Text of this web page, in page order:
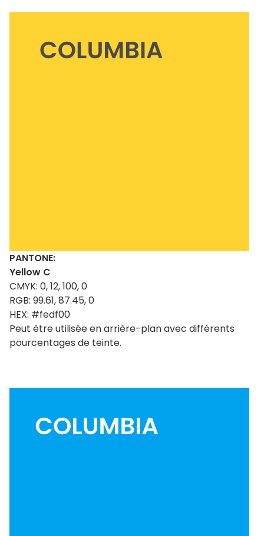
PANTONE:
Yellow C
CMYK: 0, 12, 100, 0
RGB: 99.61, 87.45, 0
HEX: #fedf00
Peut être utilisée en arrière-plan avec différents
pourcentages de teinte.